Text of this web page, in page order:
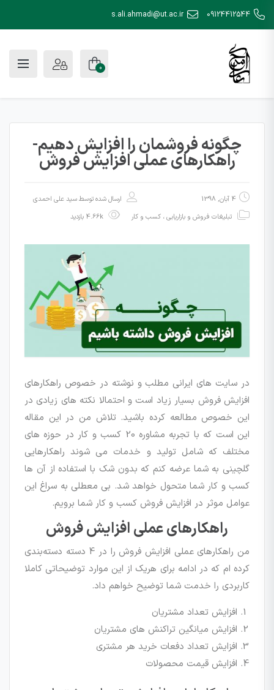
09124412544
s.ali.ahmadi@ut.ac.ir
0
چگونه فروشمان را افزایش دهیم-
راهکارهای عملی افزایش فروش
4 آبان, 1398 ارسال شده توسطسید علی احمدی
تبلیغات فروش و بازاریابی، کسب و کار
در سایت های ایرانی مطلب و نوشته در خصوص راهکارهای
افزایش فروش بسیار زیاد است و احتمالا نکته های زیادی در
این خصوص مطالعه کرده باشید. تلاش من در این مقاله
این است که با تجربه مشاوره 20 کسب و کار در حوزه های
مختلف که شامل تولید و خدمات می شوند راهکارهایی
گلچینی به شما عرضه کنم که بدون شک با استفاده از آن ها
کسب و کار شما متحول خواهد شد. بی معطلی به سراغ این
عوامل موثر در افزایش فروش کسب و کار شما برویم.
راهکارهای عملی افزایش فروش
من راهکارهای عملی افزایش فروش را در 4 دسته دسته‌بندی
کرده ام که در ادامه برای هریک از این موارد توضیحاتی کاملا
کاربردی را خدمت شما توضیح خواهم داد.
افزایش تعداد مشتریان
افزایش میانگین تراکنش های مشتریان
افزایش تعداد دفعات خرید هر مشتری
افزایش قیمت محصولات